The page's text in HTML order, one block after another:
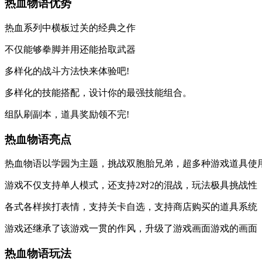
热血物语优势
热血系列中横板过关的经典之作
不仅能够拳脚并用还能拾取武器
多样化的战斗方法快来体验吧!
多样化的技能搭配，设计你的最强技能组合。
组队刷副本，道具奖励领不完!
热血物语亮点
热血物语以学园为主题，挑战双胞胎兄弟，超多种游戏道具使
游戏不仅支持单人模式，还支持2对2的混战，玩法极具挑战性
各式各样挨打表情，支持关卡自选，支持商店购买的道具系统
游戏还继承了该游戏一贯的作风，升级了游戏画面游戏的画面
热血物语玩法